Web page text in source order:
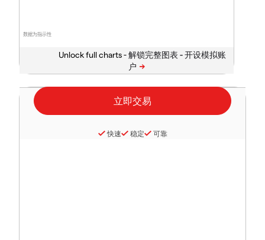
数据为指示性
Unlock full charts -
快速 稳定 可靠